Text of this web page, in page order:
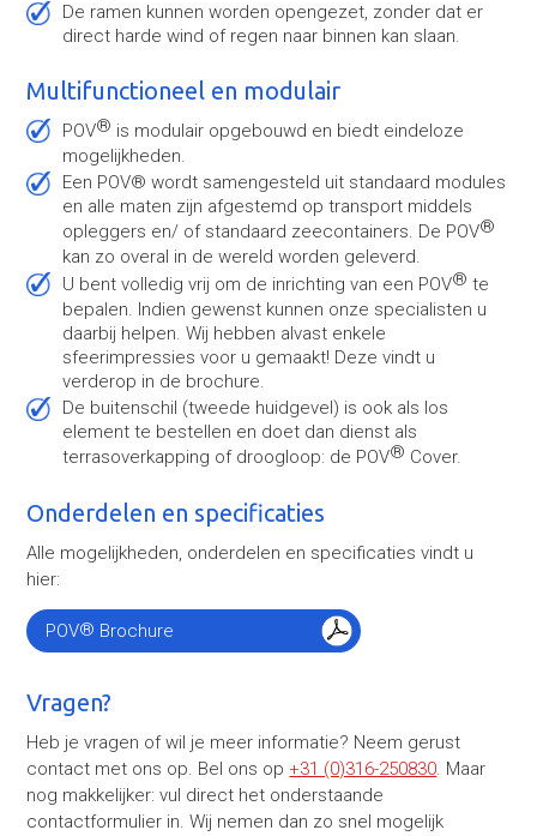
De ramen kunnen worden opengezet, zonder dat er
direct harde wind of regen naar binnen kan slaan.
Multifunctioneel en modulair
POV® is modulair opgebouwd en biedt eindeloze
mogelijkheden.
Een POV® wordt samengesteld uit standaard modules
en alle maten zijn afgestemd op transport middels
opleggers en/ of standaard zeecontainers. De POV®
kan zo overal in de wereld worden geleverd.
U bent volledig vrij om de inrichting van een POV® te
bepalen. Indien gewenst kunnen onze specialisten u
daarbij helpen. Wij hebben alvast enkele
sfeerimpressies voor u gemaakt! Deze vindt u
verderop in de brochure.
De buitenschil (tweede huidgevel) is ook als los
element te bestellen en doet dan dienst als
terrasoverkapping of droogloop: de POV® Cover.
Onderdelen en specificaties
Alle mogelijkheden, onderdelen en specificaties vindt u
hier:
POV® Brochure
Vragen?
Heb je vragen of wil je meer informatie? Neem gerust
contact met ons op. Bel ons op +31 (0)316-250830. Maar
nog makkelijker: vul direct het onderstaande
contactformulier in. Wij nemen dan zo snel mogelijk